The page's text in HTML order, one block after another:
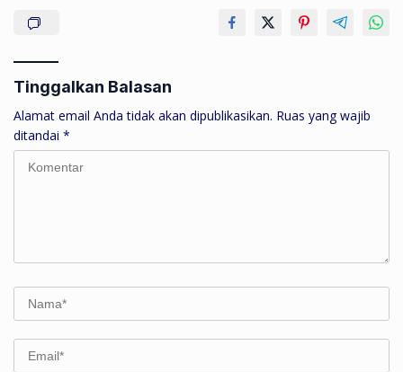
Tinggalkan Balasan
Alamat email Anda tidak akan dipublikasikan. Ruas yang wajib
ditandai *